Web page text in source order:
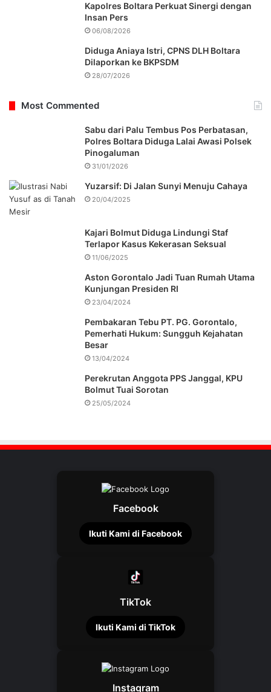
Kapolres Boltara Perkuat Sinergi dengan
Insan Pers
06/08/2026
Diduga Aniaya Istri, CPNS DLH Boltara
Dilaporkan ke BKPSDM
28/07/2026
Most Commented
Sabu dari Palu Tembus Pos Perbatasan,
Polres Boltara Diduga Lalai Awasi Polsek
Pinogaluman
31/01/2026
Yuzarsif: Di Jalan Sunyi Menuju Cahaya
20/04/2025
Kajari Bolmut Diduga Lindungi Staf
Terlapor Kasus Kekerasan Seksual
11/06/2025
Aston Gorontalo Jadi Tuan Rumah Utama
Kunjungan Presiden RI
23/04/2024
Pembakaran Tebu PT. PG. Gorontalo,
Pemerhati Hukum: Sungguh Kejahatan
Besar
13/04/2024
Perekrutan Anggota PPS Janggal, KPU
Bolmut Tuai Sorotan
25/05/2024
Facebook
Ikuti Kami di Facebook
TikTok
Ikuti Kami di TikTok
Instagram